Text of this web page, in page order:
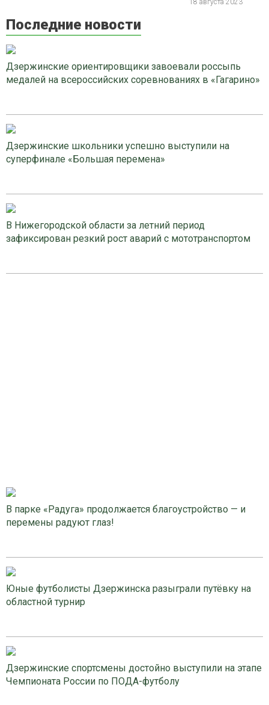
18 августа 2023
Последние новости
Дзержинские ориентировщики завоевали россыпь
медалей на всероссийских соревнованиях в «Гагарино»
Дзержинские школьники успешно выступили на
суперфинале «Большая перемена»
В Нижегородской области за летний период
зафиксирован резкий рост аварий с мототранспортом
В парке «Радуга» продолжается благоустройство — и
перемены радуют глаз!
Юные футболисты Дзержинска разыграли путёвку на
областной турнир
Дзержинские спортсмены достойно выступили на этапе
Чемпионата России по ПОДА-футболу